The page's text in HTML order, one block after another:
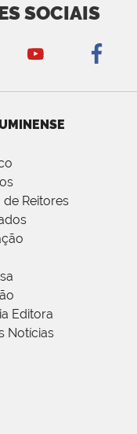
SOCIAIS
de Reitores
Editora
Notícias